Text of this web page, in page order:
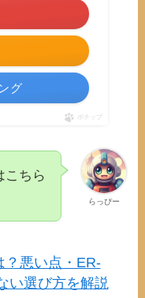
グ
ポチップ
らっぴー
こちら
？悪い点・ER-
い選び方を解説